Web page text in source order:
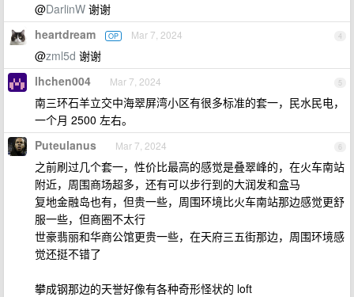
@DarlinW 谢谢
4
heartdream OP Mar 7, 2024
@zml5d 谢谢
5
lhchen004 Mar 7, 2024
南三环石羊立交中海翠屏湾小区有很多标准的套一，民水民电，
一个月 2500 左右。
6
Puteulanus Mar 7, 2024
之前刷过几个套一，性价比最高的感觉是叠翠峰的，在火车南站
附近，周围商场超多，还有可以步行到的大润发和盒马
复地金融岛也有，但贵一些，周围环境比火车南站那边感觉更舒
服一些，但商圈不太行
世豪翡丽和华商公馆更贵一些，在天府三五街那边，周围环境感
觉还挺不错了
攀成钢那边的天誉好像有各种奇形怪状的 loft